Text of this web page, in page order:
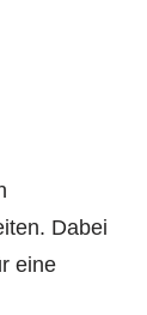
Dabei
eine